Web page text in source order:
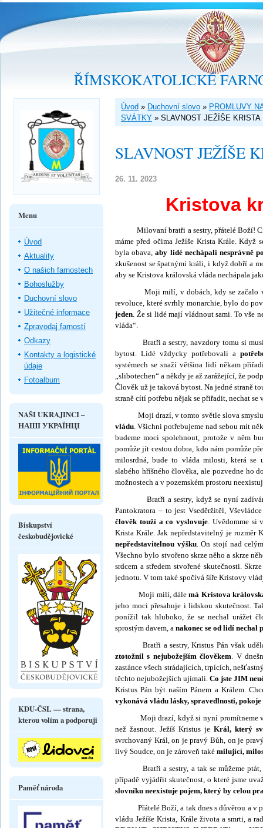
ŘÍMSKOKATOLICKÉ
Úvod » Duchovní slovo » PROMLUVY
SVÁTKY » SLAVNOST JEŽÍŠE
SLAVNOST JEŽÍŠE
26. 11. 2023
Kristova
Milovaní bratři a sestry, přátelé Boží!
máme před očima Ježíše Krista Krále. Když
byla obava,aby lidé ne­chápali nesprávně
zkušenost se špatnými králi, i když dobří a
aby se Kristova královská vláda nechápala
Moji milí, v dobách, kdy se začalo
revoluce, které svrhly monarchie, bylo do
jeden. Že si lidé mají vládnout sami. To vše
vláda“.
Bratři a sestry, navzdory tomu si
bytost. Lidé vždycky potřebovali a
systémech se snaží většina lidí někam
„slibote­chen“ a někdy je až zarážející, že
Člověk už je taková bytost. Na jedné straně
straně cítí potřebu nějak se přiřadit, nechat
Moji drazí, v tomto světle slova smyslu
vládu. Všichni potřebujeme nad sebou mít
budeme moci spolehnout, protože v něm
pomůže jít cestou dobra, kdo nám pomůže
milosrdná, bude to vláda milosti, která se
slabého hříšného člověka, ale po­zvedne ho
možnos­tech a v pozemském prostoru
Bratři a sestry, když se nyní zadíváme
Pantokratora – to jest Vseděržitěl,
člověk touží a co vyslovuje. Uvědomme si
Krista Krále. Jak nepředstavitelný je rozměr
nepředstavitelnou výšku. On stojí nad
Všechno bylo stvořeno skrze něho a skrze
srd­cem a středem stvořené skutečnosti.
jednotu. V tom také spočívá šíře Kristovy
Moji milí, dálemá Kristova
jeho moci přesahuje i lidskou skutečnost.
ponížil tak hluboko, že se nechal urážet
sprostým davem, a nakonec se od lidí
Bratři a sestry, Kristus Pán však
ztotožnil s neju­božejším člověkem. V
zastánce všech strádajících, trpících,
těchto nejubožejších ujímali. Co jste JIM
Kristus Pán být naším Pánem a Králem.
vykonává vládu lásky, spravedlnosti,
Moji drazí, když si nyní promítneme
než žasnout. Ježíš Kristus je Král, který
svrchovaný Král, on je pravý Bůh, on je
livý Soudce, on je zároveň také milující,
Bratři a sestry, a tak se můžeme
případě vyjádřit skutečnost, o které jsme
slovníku neexistuje pojem, který by celou
Přátelé Boží, a tak dnes s důvěrou a v
vládu Ježíše Krista, Krále života a smrti, a
Menu
Úvod
Aktuality
O našich farnostech
Bohoslužby
Duchovní slovo
Užitečné informace
Zpravodaj farností
Odkazy
Kontakty a logistické
údaje
Fotoalbum
NAŠI UKRAJINCI –
НАШІ УКРАЇНЦІ
Biskupství
českobudějovické
KDU-ČSL — strana,
kterou volím a podporuji
Paměť národa